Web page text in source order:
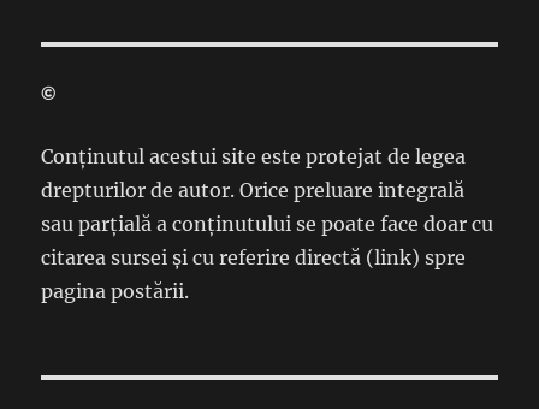
©
Conținutul acestui site este protejat de legea
drepturilor de autor. Orice preluare integrală
sau parțială a conținutului se poate face doar cu
citarea sursei și cu referire directă (link) spre
pagina postării.